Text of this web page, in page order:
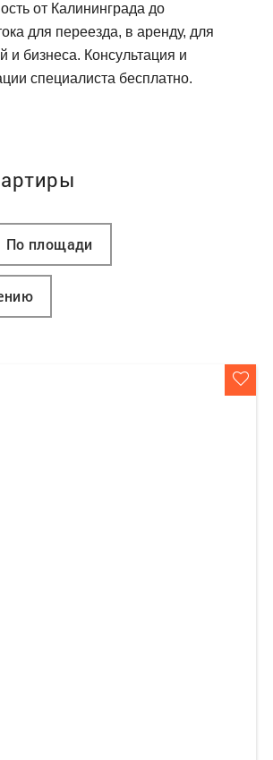
от Калининграда до
для переезда, в аренду, для
и бизнеса. Консультация и
специалиста бесплатно.
По площади